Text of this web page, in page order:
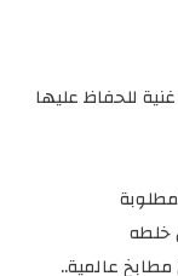
للحفاظ عليها
خلطه
عالمية..